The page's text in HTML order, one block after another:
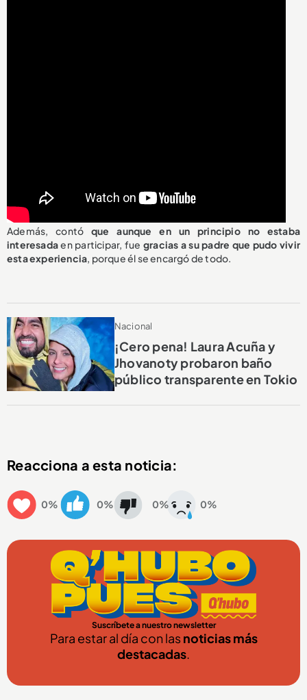
Además, contóque aunque en un principio no estaba
interesadaen participar, fue gracias a su padre que pudo vivir
esta experiencia, porque él se encargó de todo.
Nacional
¡Cero pena! Laura Acuña y
Jhovanoty probaron baño
público transparente en Tokio
Reacciona a esta noticia:
0% 0% 0% 0%
Suscríbete a nuestro newsletter
Para estar al día con lasnoticias más
destacadas.